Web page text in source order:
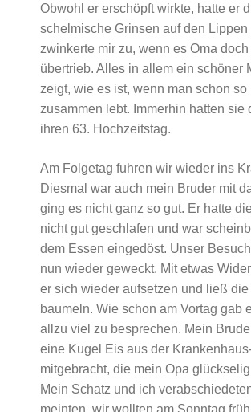
Obwohl er erschöpft wirkte, hatte er
schelmische Grinsen auf den Lippen
zwinkerte mir zu, wenn es Oma
übertrieb. Alles in allem ein schöner
zeigt, wie es ist, wenn man schon so
zusammen lebt. Immerhin hatten sie
ihren 63. Hochzeitstag.
Am Folgetag fuhren wir wieder ins
Diesmal war auch mein Bruder mit
ging es nicht ganz so gut. Er hatte
nicht gut geschlafen und war
dem Essen eingedöst. Unser
nun wieder geweckt. Mit etwas
er sich wieder aufsetzen und ließ
baumeln. Wie schon am Vortag gab
allzu viel zu besprechen. Mein
eine Kugel Eis aus der
mitgebracht, die mein Opa
Mein Schatz und ich
meinten, wir wollten am Sonntag